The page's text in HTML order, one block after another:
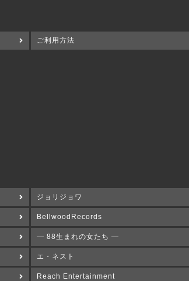
ご利用方法
ジョリジョワ
BellwoodRecords
― 88生まれの女たち ―
エ・ネスト
Reach Entertainment